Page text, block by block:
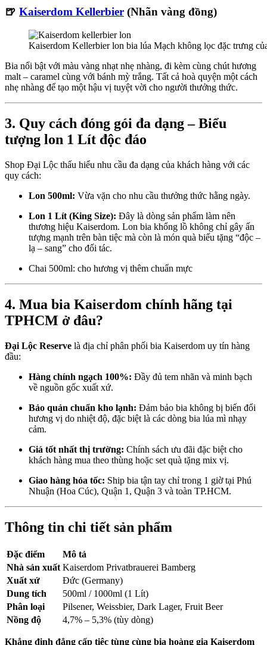
🍺 Kaiserdom Kellerbier (Nhãn vàng đồng)
Kaiserdom Kellerbier lon bia lúa Mạch không lọc đặc trưng
Bia nổi bật với màu vàng nhạt nhẹ nhàng, đi kèm cùng chút hương
malt – caramel cùng với bánh mỳ trắng. Tất cả hoà quyện một cách
nhẹ nhàng để tạo một hậu vị tuyệt vời cho người thưởng thức.
3. Quy cách đóng gói đa dạng – Biểu
tượng lon 1 Lít độc đáo
Shop Đại Lộc thấu hiểu nhu cầu đa dạng của khách hàng với các
quy cách:
Lon 500ml: Vừa vặn cho nhu cầu thưởng thức hằng ngày.
Lon 1 Lít (King Size): Đây là dòng sản phẩm làm nên
thương hiệu Kaiserdom. Lon bia khổng lồ không chỉ gây ấn
tượng mạnh trên bàn tiệc mà còn là món quà biếu tặng “độc –
lạ – sang” cho đối tác.
Chai 500ml: cho hương vị thêm chuẩn mực
4. Mua bia Kaiserdom chính hãng tại
TPHCM ở đâu?
Đại Lộc Reserve là địa chỉ phân phối bia Kaiserdom uy tín hàng
đầu:
Hàng chính ngạch 100%: Đầy đủ tem nhãn và minh bạch
về nguồn gốc xuất xứ.
Bảo quản chuẩn kho lạnh: Đảm bảo bia không bị biến đổi
hương vị do nhiệt độ, đặc biệt là các dòng bia lúa mì nhạy
cảm.
Giá tốt nhất thị trường: Chính sách ưu đãi đặc biệt cho
khách hàng mua theo thùng hoặc set quà tặng mix vị.
Giao hàng hỏa tốc: Ship bia tận tay chỉ trong 1 giờ tại Phú
Nhuận (Hoa Cúc), Quận 1, Quận 3 và toàn TP.HCM.
Thông tin chi tiết sản phẩm
Đặc điểm
Mô tả
Nhà sản xuất Kaiserdom Privatbrauerei Bamberg
Xuất xứ
Đức (Germany)
Dung tích
500ml / 1000ml (1 Lít)
Phân loại
Pilsener, Weissbier, Dark Lager, Fruit Beer
Nồng độ
4,7% – 5,3% (tùy dòng)
Khẳng định đẳng cấp tiệc tùng cùng bia hoàng gia Kaiserdom